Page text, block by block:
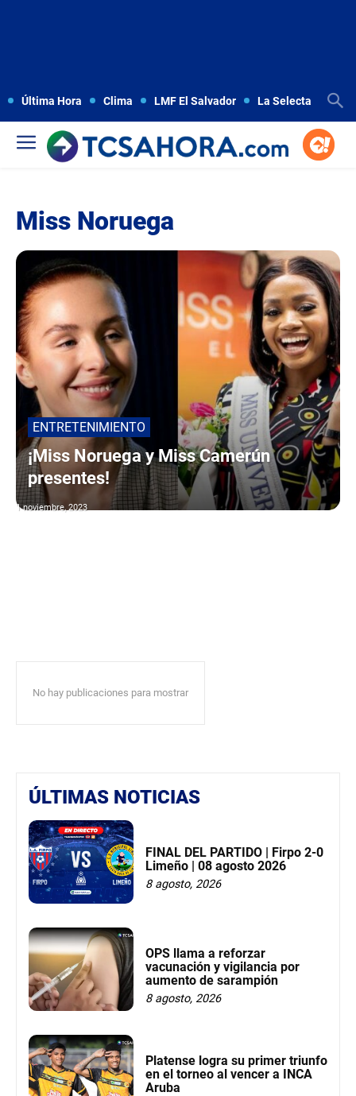
Última Hora Clima LMF El Salvador La Selecta
Miss Noruega
ENTRETENIMIENTO
¡Miss Noruega y Miss Camerún
presentes!
1 noviembre, 2023
No hay publicaciones para mostrar
ÚLTIMAS NOTICIAS
FINAL DEL PARTIDO | Firpo 2-0
Limeño | 08 agosto 2026
8 agosto, 2026
OPS llama a reforzar
vacunación y vigilancia por
aumento de sarampión
8 agosto, 2026
Platense logra su primer triunfo
en el torneo al vencer a INCA
Aruba